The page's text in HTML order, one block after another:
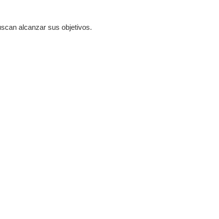
alcanzar sus objetivos.